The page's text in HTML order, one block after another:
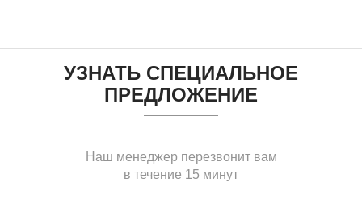
УЗНАТЬ СПЕЦИАЛЬНОЕ
ПРЕДЛОЖЕНИЕ
Наш менеджер перезвонит вам
в течение 15 минут